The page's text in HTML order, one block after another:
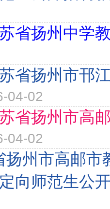
省扬州中学
省扬州市邗
04-02
省扬州市高
04-02
扬州市高邮市
向师范生公